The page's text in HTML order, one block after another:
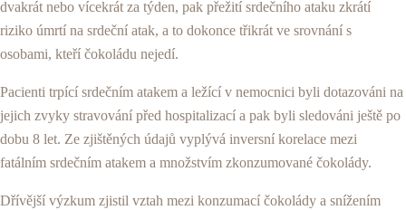
dvakrát nebo vícekrát za týden, pak přežití srdečního ataku zkrátí
riziko úmrtí na srdeční atak, a to dokonce třikrát ve srovnání s
osobami, kteří čokoládu nejedí.
Pacienti trpící srdečním atakem a ležící v nemocnici byli dotazováni na
jejich zvyky stravování před hospitalizací a pak byli sledováni ještě po
dobu 8 let. Ze zjištěných údajů vyplývá inversní korelace mezi
fatálním srdečním atakem a množstvím zkonzumované čokolády.
Dřívější výzkum zjistil vztah mezi konzumací čokolády a snížením